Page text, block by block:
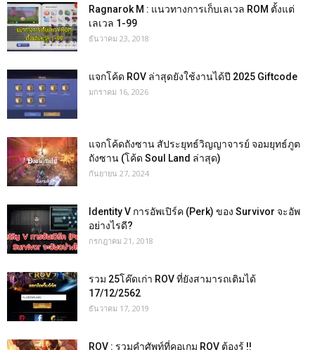
Ragnarok M : แนวทางการเก็บเลเวล ROM ตั้งแต่
เลเวล 1-99
ธันวาคม 23, 2018
แจกโค้ด ROV ล่าสุดยังใช้งานได้ปี 2025 Giftcode
มกราคม 16, 2026
แจกโค้ดถังซาน สัประยุทธ์วิญญาจารย์ จอมยุทธ์ภูต
ถังซาน (โค้ด Soul Land ล่าสุด)
กันยายน 27, 2024
Identity V การอัพเปิร์ค (Perk) ของ Survivor จะอัพ
อย่างไรดี?
กรกฎาคม 21, 2018
รวม 25โค๊ดเก่า ROV ที่ยังสามารถเติมได้
17/12/2562
ธันวาคม 17, 2019
ROV : รวมคำศัพท์ที่คอเกม ROV ต้องรู้ !!